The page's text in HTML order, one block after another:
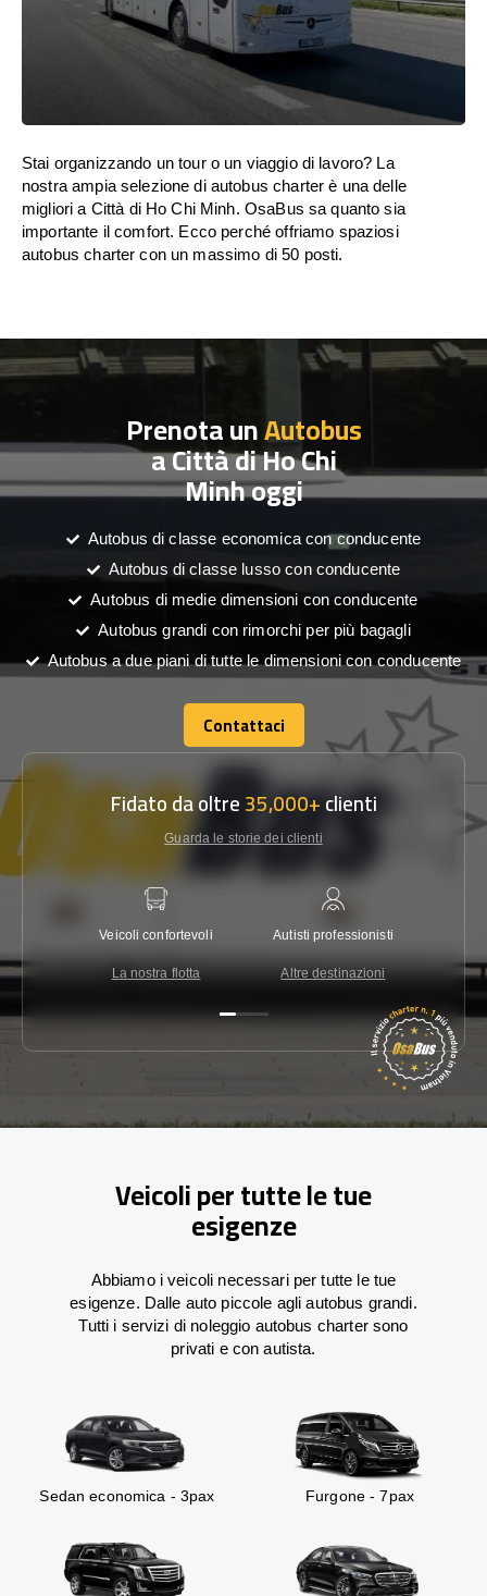
Stai organizzando un tour o un viaggio di lavoro? La
nostra ampia selezione di autobus charter è una delle
migliori a Città di Ho Chi Minh. OsaBus sa quanto sia
importante il comfort. Ecco perché offriamo spaziosi
autobus charter con un massimo di 50 posti.
Prenota unAutobus
a Città di Ho Chi
Minh oggi
Autobus di classe economica con conducente
Autobus di classe lusso con conducente
Autobus di medie dimensioni con conducente
Autobus grandi con rimorchi per più bagagli
Autobus a due piani di tutte le dimensioni con conducente
Contattaci
Contattaci
Fidato da oltre35,000+clienti
Guarda le storie dei clienti
Veicoli confortevoli
La nostra flotta
Autisti professionisti
Altre destinazioni
Veicoli per tutte le tue
esigenze
Abbiamo i veicoli necessari per tutte le tue
esigenze. Dalle auto piccole agli autobus grandi.
Tutti i servizi di noleggio autobus charter sono
privati e con autista.
Sedan economica - 3pax Furgone - 7pax